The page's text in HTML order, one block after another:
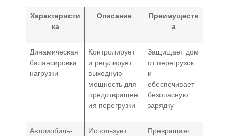
Характеристи
ка
Описание
Преимуществ
а
Динамическая
балансировка
нагрузки
Контролирует
и регулирует
выходную
мощность для
предотвращен
ия перегрузки
Защищает дом
от перегрузок
и
обеспечивает
безопасную
зарядку
Автомобиль-
Использует
Превращает